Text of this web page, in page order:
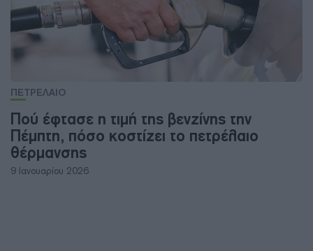
ΠΕΤΡΕΛΑΙΟ
Πού έφτασε η τιμή της βενζίνης την
Πέμπτη, πόσο κοστίζει το πετρέλαιο
θέρμανσης
9 Ιανουαρίου 2026